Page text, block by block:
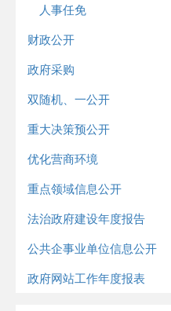
人事任免
财政公开
政府采购
双随机、一公开
重大决策预公开
优化营商环境
重点领域信息公开
法治政府建设年度报告
公共企事业单位信息公开
政府网站工作年度报表